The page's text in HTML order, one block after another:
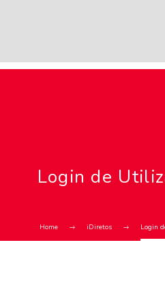
Login de
Home iDiretos Login